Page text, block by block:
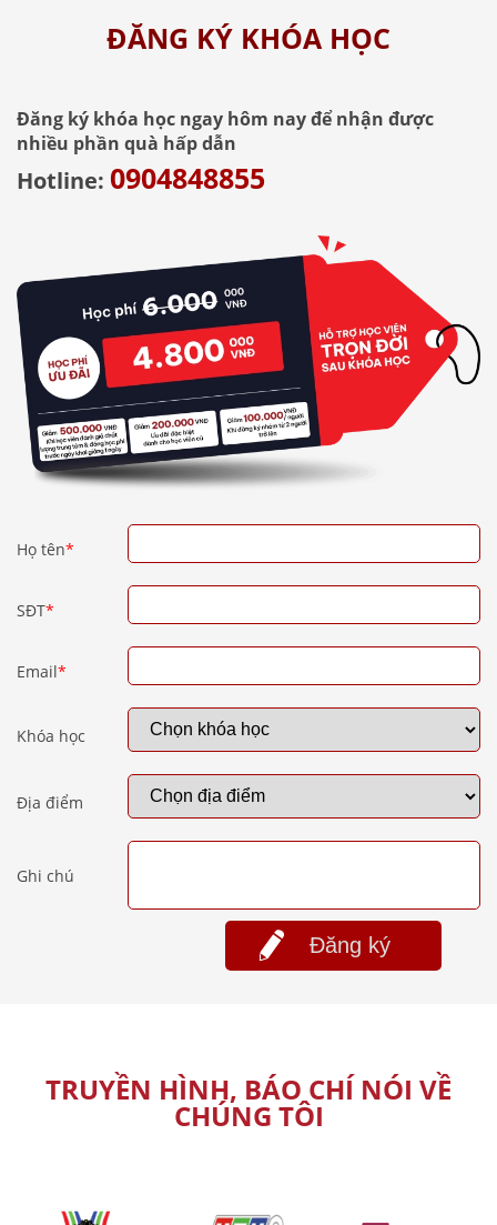
ĐĂNG KÝ KHÓA HỌC
Đăng ký khóa học ngay hôm nay để nhận được
nhiều phần quà hấp dẫn
Hotline: 0904848855
Họ tên*
SĐT*
Email*
Khóa học
Địa điểm
Ghi chú
Đăng ký
TRUYỀN HÌNH, BÁO CHÍ NÓI VỀ
CHÚNG TÔI